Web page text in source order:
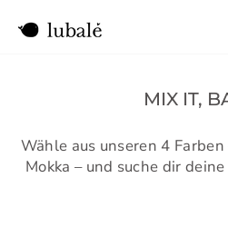
zum
Inhalt
MIX IT,
Wähle aus unseren 4
Mokka – und suche dir